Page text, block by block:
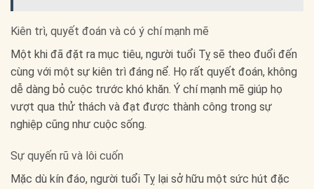
Kiên trì, quyết đoán và có ý chí mạnh mẽ
Một khi đã đặt ra mục tiêu, người tuổi Tỵ sẽ theo đuổi đến
cùng với một sự kiên trì đáng nể. Họ rất quyết đoán, không
dễ dàng bỏ cuộc trước khó khăn. Ý chí mạnh mẽ giúp họ
vượt qua thử thách và đạt được thành công trong sự
nghiệp cũng như cuộc sống.
Sự quyến rũ và lôi cuốn
Mặc dù kín đáo, người tuổi Tỵ lại sở hữu một sức hút đặc